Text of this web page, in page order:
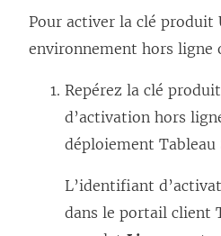
Pour activer la clé produit
environnement hors ligne
Repérez la clé
d’activation hors
déploiement Tableau
L’identifiant
dans le portail client